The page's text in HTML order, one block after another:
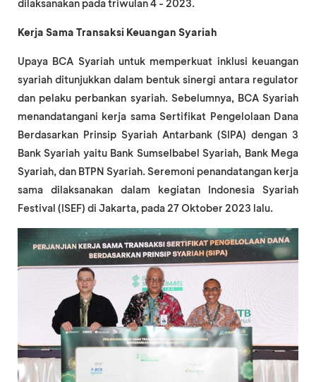
dilaksanakan pada triwulan 4 - 2023.
Kerja Sama Transaksi Keuangan Syariah
Upaya BCA Syariah untuk memperkuat inklusi keuangan
syariah ditunjukkan dalam bentuk sinergi antara regulator
dan pelaku perbankan syariah. Sebelumnya, BCA Syariah
menandatangani kerja sama Sertifikat Pengelolaan Dana
Berdasarkan Prinsip Syariah Antarbank (SIPA) dengan 3
Bank Syariah yaitu Bank Sumselbabel Syariah, Bank Mega
Syariah, dan BTPN Syariah. Seremoni penandatangan kerja
sama dilaksanakan dalam kegiatan Indonesia Syariah
Festival (ISEF) di Jakarta, pada 27 Oktober 2023 lalu.